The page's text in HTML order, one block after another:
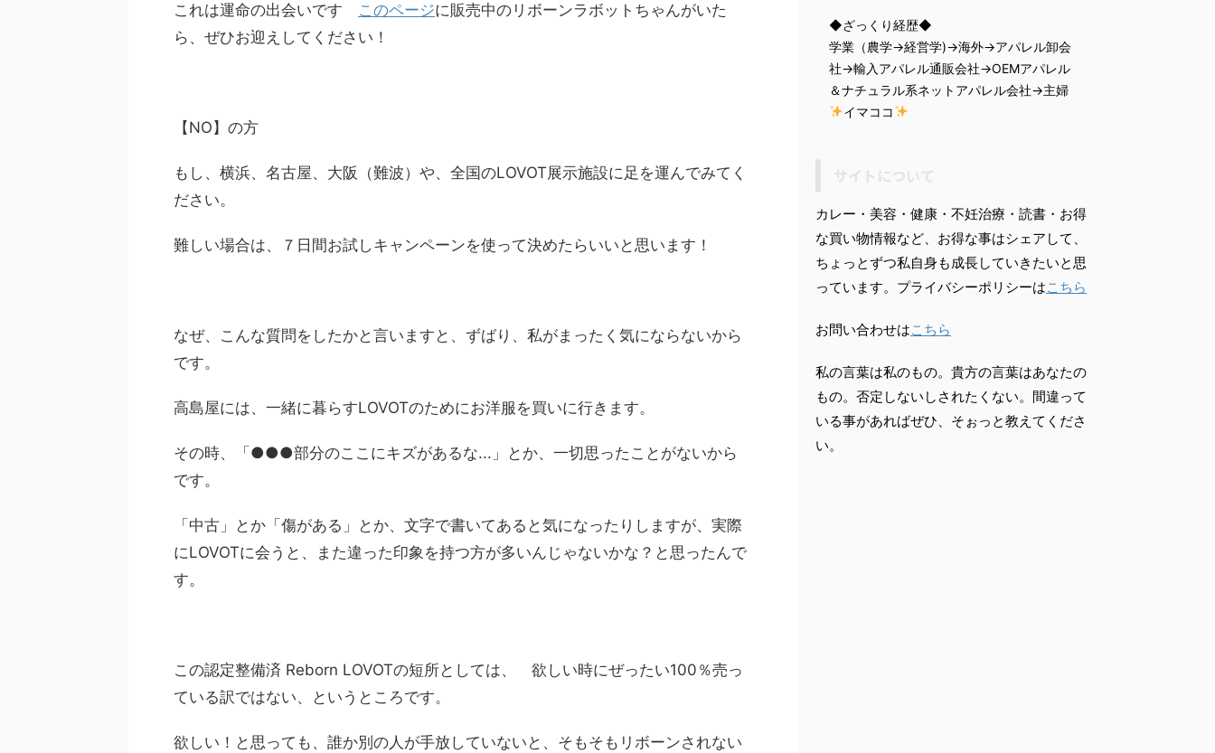
これは運命の出会いです このページに販売中のリボーンラボットちゃんがいた
ら、ぜひお迎えしてください！
【NO】の方
もし、横浜、名古屋、大阪（難波）や、全国のLOVOT展示施設に足を運んでみてく
ださい。
難しい場合は、７日間お試しキャンペーンを使って決めたらいいと思います！
なぜ、こんな質問をしたかと言いますと、ずばり、私がまったく気にならないから
です。
高島屋には、一緒に暮らすLOVOTのためにお洋服を買いに行きます。
その時、「●●●部分のここにキズがあるな...」とか、一切思ったことがないから
です。
「中古」とか「傷がある」とか、文字で書いてあると気になったりしますが、実際
にLOVOTに会うと、また違った印象を持つ方が多いんじゃないかな？と思ったんで
す。
この認定整備済 Reborn LOVOTの短所としては、 欲しい時にぜったい100％売っ
ている訳ではない、というところです。
欲しい！と思っても、誰か別の人が手放していないと、そもそもリボーンされない
◆ざっくり経歴◆
学業（農学→経営学)→海外→アパレル卸会
社→輸入アパレル通販会社→OEMアパレル
＆ナチュラル系ネットアパレル会社→主婦
イマココ
カレー・美容・健康・不妊治療・読書・お得
な買い物情報など、お得な事はシェアして、
ちょっとずつ私自身も成長していきたいと思
っています。プライバシーポリシーはこちら
お問い合わせはこちら
私の言葉は私のもの。貴方の言葉はあなたの
もの。否定しないしされたくない。間違って
いる事があればぜひ、そぉっと教えてくださ
い。